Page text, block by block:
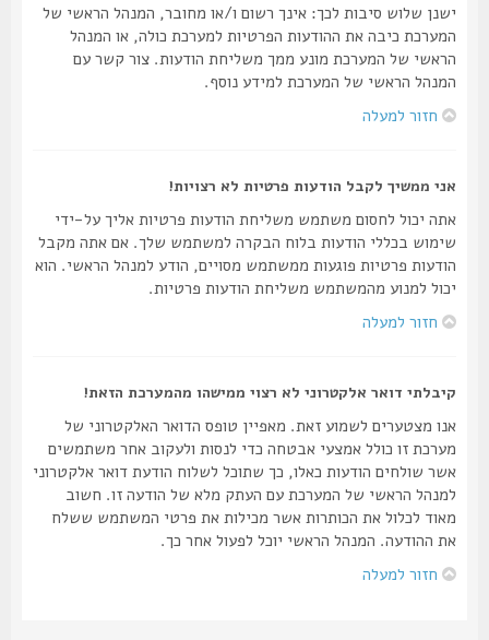
ישנן שלוש סיבות לכך: אינך רשום ו/או מחובר, המנהל הראשי של
המערכת כיבה את ההודעות הפרטיות למערכת כולה, או המנהל
הראשי של המערכת מונע ממך משליחת הודעות. צור קשר עם
המנהל הראשי של המערכת למידע נוסף.
חזור למעלה
אני ממשיך לקבל הודעות פרטיות לא רצויות!
אתה יכול לחסום משתמש משליחת הודעות פרטיות אליך על-ידי
שימוש בכללי הודעות בלוח הבקרה למשתמש שלך. אם אתה מקבל
הודעות פרטיות פוגעות ממשתמש מסויים, הודע למנהל הראשי. הוא
יכול למנוע מהמשתמש משליחת הודעות פרטיות.
חזור למעלה
קיבלתי דואר אלקטרוני לא רצוי ממישהו מהמערכת הזאת!
אנו מצטערים לשמוע זאת. מאפיין טופס הדואר האלקטרוני של
מערכת זו כולל אמצעי אבטחה כדי לנסות ולעקוב אחר משתמשים
אשר שולחים הודעות כאלו, כך שתוכל לשלוח הודעת דואר אלקטרוני
למנהל הראשי של המערכת עם העתק מלא של הודעה זו. חשוב
מאוד לכלול את הכותרות אשר מכילות את פרטי המשתמש ששלח
את ההודעה. המנהל הראשי יוכל לפעול אחר כך.
חזור למעלה